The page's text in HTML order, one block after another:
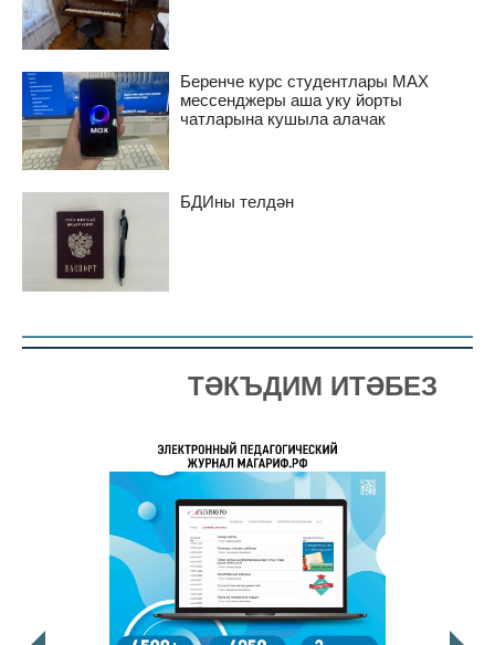
Беренче курс студентлары MAX
мессенджеры аша уку йорты
чатларына кушыла алачак
БДИны телдән
ТӘКЪДИМ ИТӘБЕЗ